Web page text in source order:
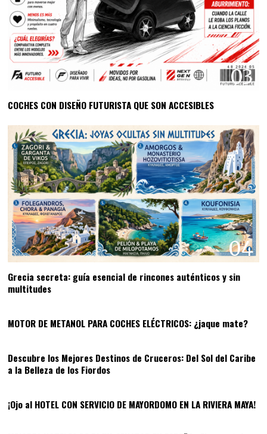
03
COCHES CON DISEÑO FUTURISTA QUE SON ACCESIBLES
04
Grecia secreta: guía esencial de rincones auténticos y sin
multitudes
MOTOR DE METANOL PARA COCHES ELÉCTRICOS: ¿jaque mate?
06
Descubre los Mejores Destinos de Cruceros: Del Sol del Caribe
a la Belleza de los Fiordos
¡Ojo al HOTEL CON SERVICIO DE MAYORDOMO EN LA RIVIERA MAYA!
08